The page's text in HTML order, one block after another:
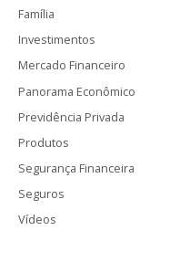
Família
Investimentos
Mercado Financeiro
Panorama Econômico
Previdência Privada
Produtos
Segurança Financeira
Seguros
Vídeos